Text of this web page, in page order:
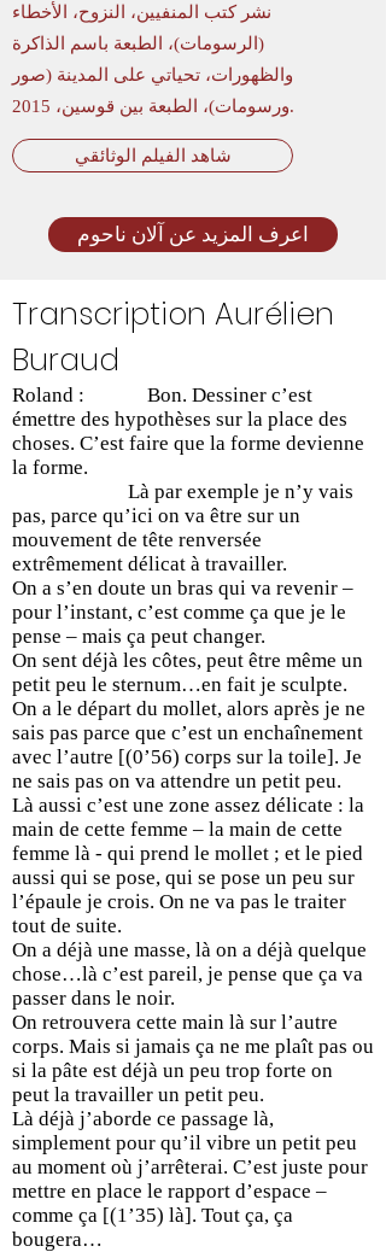
نشر كتب المنفيين، النزوح، الأخطاء
(الرسومات)، الطبعة باسم الذاكرة
والظهورات، تحياتي على المدينة (صور
ورسومات)، الطبعة بين قوسين، 2015.
شاهد الفيلم الوثائقي
اعرف المزيد عن آلان ناحوم
Transcription Aurélien
Buraud
Roland : Bon. Dessiner c’est
émettre des hypothèses sur la place des
choses. C’est faire que la forme devienne
la forme.
Là par exemple je n’y vais
pas, parce qu’ici on va être sur un
mouvement de tête renversée
extrêmement délicat à travailler.
On a s’en doute un bras qui va revenir –
pour l’instant, c’est comme ça que je le
pense – mais ça peut changer.
On sent déjà les côtes, peut être même un
petit peu le sternum…en fait je sculpte.
On a le départ du mollet, alors après je ne
sais pas parce que c’est un enchaînement
avec l’autre [(0’56) corps sur la toile]. Je
ne sais pas on va attendre un petit peu.
Là aussi c’est une zone assez délicate : la
main de cette femme – la main de cette
femme là - qui prend le mollet ; et le pied
aussi qui se pose, qui se pose un peu sur
l’épaule je crois. On ne va pas le traiter
tout de suite.
On a déjà une masse, là on a déjà quelque
chose…là c’est pareil, je pense que ça va
passer dans le noir.
On retrouvera cette main là sur l’autre
corps. Mais si jamais ça ne me plaît pas ou
si la pâte est déjà un peu trop forte on
peut la travailler un petit peu.
Là déjà j’aborde ce passage là,
simplement pour qu’il vibre un petit peu
au moment où j’arrêterai. C’est juste pour
mettre en place le rapport d’espace –
comme ça [(1’35) là]. Tout ça, ça
bougera…